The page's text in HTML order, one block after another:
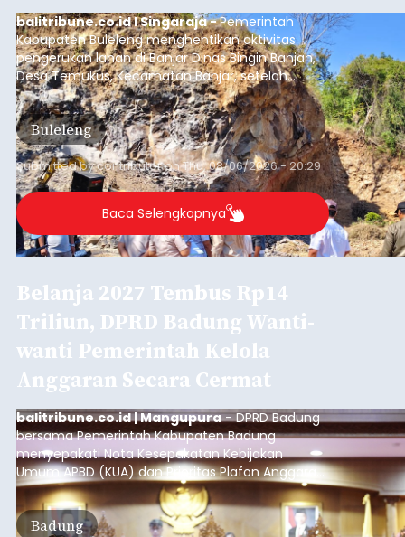
balitribune.co.id I Singaraja -Pemerintah
Kabupaten Buleleng menghentikan aktivitas
pengerukan lahan di Banjar Dinas Bingin Banjah,
Desa Temukus, Kecamatan Banjar, setelah
ditemukan indikasi kegiatan pengambilan
material yang tidak sesuai dengan peruntukan
kawasan.
Buleleng
Submitted bycontributoronThu, 08/06/2026 - 20:29
Baca Selengkapnya
Belanja 2027 Tembus Rp14
Triliun, DPRD Badung Wanti-
wanti Pemerintah Kelola
Anggaran Secara Cermat
balitribune.co.id | Mangupura- DPRD Badung
bersama Pemerintah Kabupaten Badung
menyepakati Nota Kesepakatan Kebijakan
Umum APBD (KUA) dan Prioritas Plafon Anggaran
Sementara (PPAS) Tahun Anggaran 2027 dalam
rapat paripurna yang digelar di Gedung DPRD
Badung, Kamis (6/8/2026).
Badung